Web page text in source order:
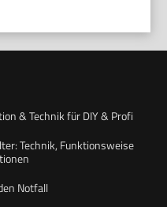
& Technik für DIY & Profi
Technik, Funktionsweise
Notfall